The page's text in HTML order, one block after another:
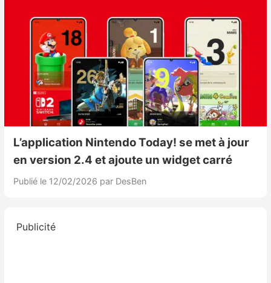
L’application Nintendo Today! se met à jour
en version 2.4 et ajoute un widget carré
Publié le 12/02/2026 par DesBen
Publicité